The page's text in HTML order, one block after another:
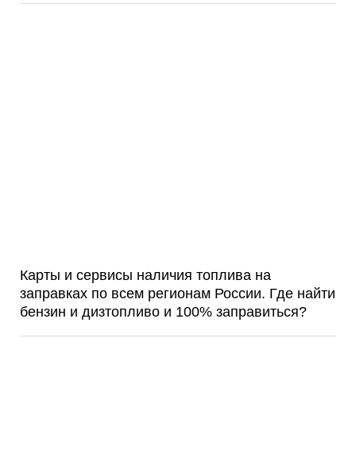
Карты и сервисы наличия топлива на
заправках по всем регионам России. Где найти
бензин и дизтопливо и 100% заправиться?